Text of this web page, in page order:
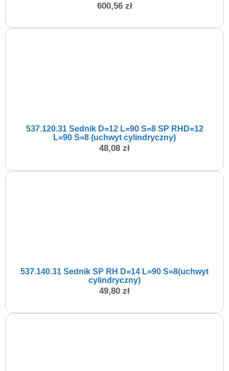
600,56 zł
537.120.31 Sednik D=12 L=90 S=8 SP RHD=12
L=90 S=8 (uchwyt cylindryczny)
48,08 zł
537.140.31 Sednik SP RH D=14 L=90 S=8(uchwyt
cylindryczny)
49,80 zł